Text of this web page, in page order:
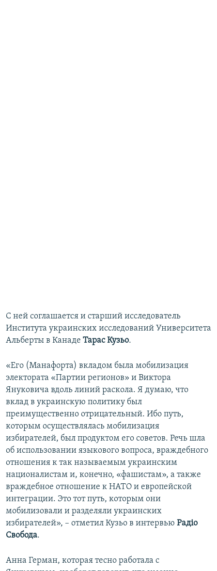
С ней соглашается и старший исследователь
Института украинских исследований Университета
Альберты в Канаде Тарас Кузьо.
«Его (Манафорта) вкладом была мобилизация
электората «Партии регионов» и Виктора
Януковича вдоль линий раскола. Я думаю, что
вклад в украинскую политику был
преимущественно отрицательный. Ибо путь,
которым осуществлялась мобилизация
избирателей, был продуктом его советов. Речь шла
об использовании языкового вопроса, враждебного
отношения к так называемым украинским
националистам и, конечно, «фашистам», а также
враждебное отношение к НАТО и европейской
интеграции. Это тот путь, которым они
мобилизовали и разделяли украинских
избирателей», – отметил Кузьо в интервью Радіо
Свобода.
Анна Герман, которая тесно работала с